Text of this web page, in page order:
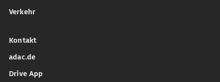
Verkehr
Kontakt
adac.de
Drive App